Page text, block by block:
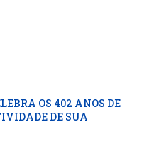
OS 402 ANOS DE
DE SUA